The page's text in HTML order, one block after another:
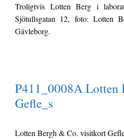
Troligtvis Lotten Berg i
Sjötullsgatan 12, foto: Lotten
Gävleborg.
P411_0008A Lotten
Gefle_s
Lotten Bergh & Co. visitkort